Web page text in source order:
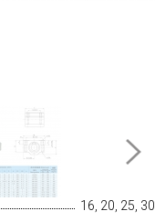
16, 20, 25, 30